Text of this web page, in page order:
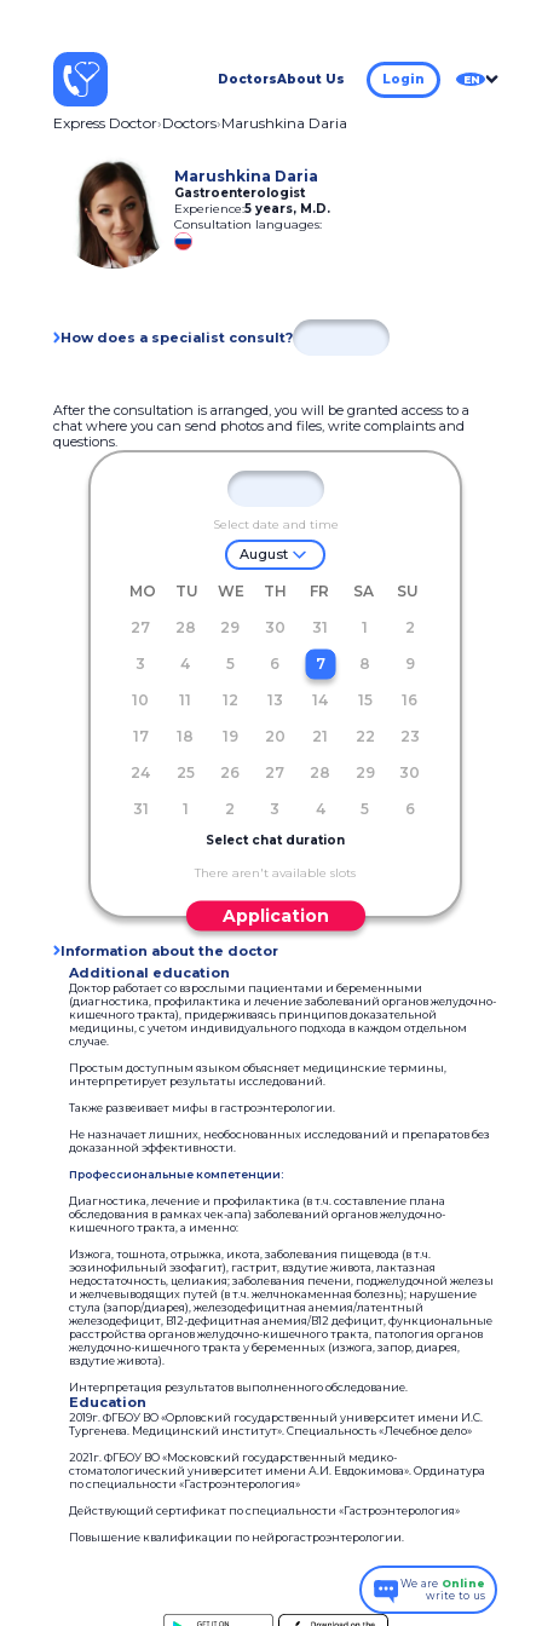
DoctorsAbout Us Login EN
Express Doctor Doctors Marushkina Daria
Marushkina Daria
Gastroenterologist
Experience:5 years, M.D.
Consultation languages:
How does a specialist consult?
After the consultation is arranged, you will be granted access to a
chat where you can send photos and files, write complaints and
questions.
Select date and time
August
MO TU WE TH FR SA
SU
27
28 29 30 31 1
2
3
4 5 6 7 8
9
10
11 12 13 14 15
16
17
18 19 20 21 22
23
24
25 26 27 28 29
30
31
1 2 3 4 5 6
Select chat duration
There aren't available slots
Application
Information about the doctor
Additional education
Доктор работает со взрослыми пациентами и беременными
(диагностика, профилактика и лечение заболеваний органов желудочно-
кишечного тракта), придерживаясь принципов доказательной
медицины, с учетом индивидуального подхода в каждом отдельном
случае.
Простым доступным языком объясняет медицинские термины,
интерпретирует результаты исследований.
Также развеивает мифы в гастроэнтерологии.
Не назначает лишних, необоснованных исследований и препаратов без
доказанной эффективности.
Профессиональные компетенции:
Диагностика, лечение и профилактика (в т.ч. составление плана
обследования в рамках чек-апа) заболеваний органов желудочно-
кишечного тракта, а именно:
Изжога, тошнота, отрыжка, икота, заболевания пищевода (в т.ч.
эозинофильный эзофагит), гастрит, вздутие живота, лактазная
недостаточность, целиакия; заболевания печени, поджелудочной железы
и желчевыводящих путей (в т.ч. желчнокаменная болезнь); нарушение
стула (запор/диарея), железодефицитная анемия/латентный
железодефицит, В12-дефицитная анемия/В12 дефицит, функциональные
расстройства органов желудочно-кишечного тракта, патология органов
желудочно-кишечного тракта у беременных (изжога, запор, диарея,
вздутие живота).
Интерпретация результатов выполненного обследование.
Education
2019г. ФГБОУ ВО «Орловский государственный университет имени И.С.
Тургенева. Медицинский институт». Специальность «Лечебное дело»
2021г. ФГБОУ ВО «Московский государственный медико-
стоматологический университет имени А.И. Евдокимова». Ординатура
по специальности «Гастроэнтерология»
Действующий сертификат по специальности «Гастроэнтерология»
Повышение квалификации по нейрогастроэнтерологии.
We are Online
write to us